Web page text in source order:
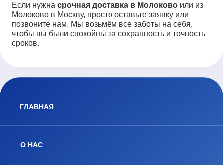
Если нужна срочная доставка в Молоково или из
Молоково в Москву, просто оставьте заявку или
позвоните нам. Мы возьмём все заботы на себя,
чтобы вы были спокойны за сохранность и точность
сроков.
ГЛАВНАЯ
О НАС